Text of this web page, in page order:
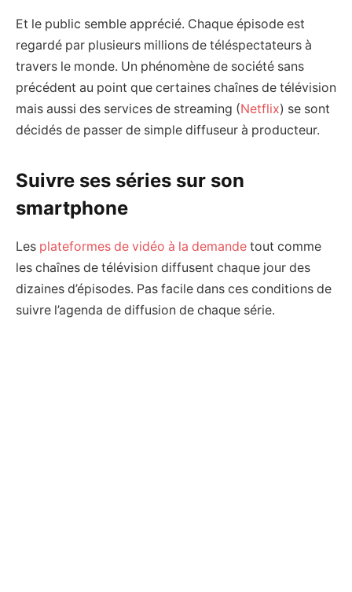
Et le public semble apprécié. Chaque épisode est
regardé par plusieurs millions de téléspectateurs à
travers le monde. Un phénomène de société sans
précédent au point que certaines chaînes de télévision
mais aussi des services de streaming (Netflix) se sont
décidés de passer de simple diffuseur à producteur.
Suivre ses séries sur son
smartphone
Les plateformes de vidéo à la demande tout comme
les chaînes de télévision diffusent chaque jour des
dizaines d’épisodes. Pas facile dans ces conditions de
suivre l’agenda de diffusion de chaque série.